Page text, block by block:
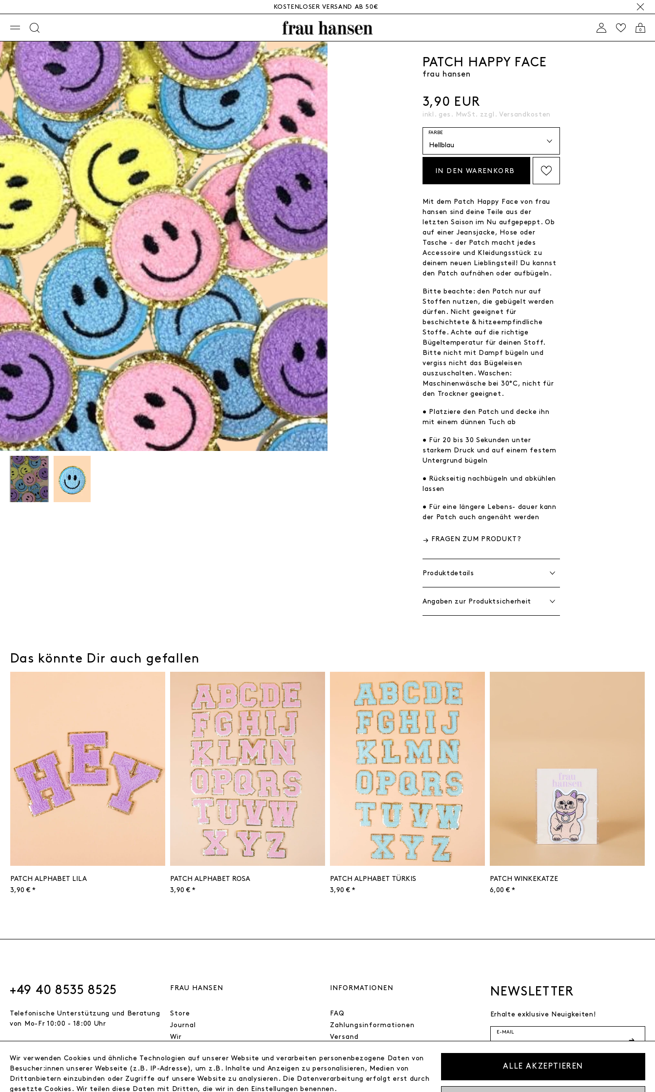
KOSTENLOSER VERSAND AB 50€
0
PATCH HAPPY FACE
frau hansen
3,90 EUR
inkl. ges. MwSt. zzgl. Versandkosten
FARBE
IN DEN WARENKORB
Mit dem Patch Happy Face von frau
hansen sind deine Teile aus der
letzten Saison im Nu aufgepeppt. Ob
auf einer Jeansjacke, Hose oder
Tasche - der Patch macht jedes
Accessoire und Kleidungsstück zu
deinem neuen Lieblingsteil! Du kannst
den Patch aufnähen oder aufbügeln.
Bitte beachte: den Patch nur auf
Stoffen nutzen, die gebügelt werden
dürfen. Nicht geeignet für
beschichtete & hitzeempfindliche
Stoffe. Achte auf die richtige
Bügeltemperatur für deinen Stoff.
Bitte nicht mit Dampf bügeln und
vergiss nicht das Bügeleisen
auszuschalten. Waschen:
Maschinenwäsche bei 30°C, nicht für
den Trockner geeignet.
• Platziere den Patch und decke ihn
mit einem dünnen Tuch ab
• Für 20 bis 30 Sekunden unter
starkem Druck und auf einem festem
Untergrund bügeln
• Rückseitig nachbügeln und abkühlen
lassen
• Für eine längere Lebens- dauer kann
der Patch auch angenäht werden
FRAGEN ZUM PRODUKT?
Produktdetails
Angaben zur Produktsicherheit
Das könnte Dir auch gefallen
PATCH ALPHABET LILA
3,90 € *
PATCH ALPHABET ROSA
3,90 € *
PATCH ALPHABET TÜRKIS
3,90 € *
PATCH WINKEKATZE
6,00 € *
+49 40 8535 8525
Telefonische Unterstützung und Beratung
von Mo-Fr 10:00 - 18:00 Uhr
VERTRAG WIDERRUFEN
FRAU HANSEN
Store
Journal
Wir
Wholesale
Instagram
INFORMATIONEN
FAQ
Zahlungsinformationen
Versand
Widerrufsrecht
Datenschutz
NEWSLETTER
Erhalte exklusive Neuigkeiten!
E-MAIL
Ich bestätige die
Wir verwenden Cookies und ähnliche Technologien auf unserer Website und verarbeiten personenbezogene Daten von
Besucher:innen unserer Webseite (z.B. IP-Adresse), um z.B. Inhalte und Anzeigen zu personalisieren, Medien von
Drittanbietern einzubinden oder Zugriffe auf unsere Website zu analysieren. Die Datenverarbeitung erfolgt erst durch
gesetzte Cookies. Wir teilen diese Daten mit Dritten, die wir in den Einstellungen benennen.
ALLE AKZEPTIEREN